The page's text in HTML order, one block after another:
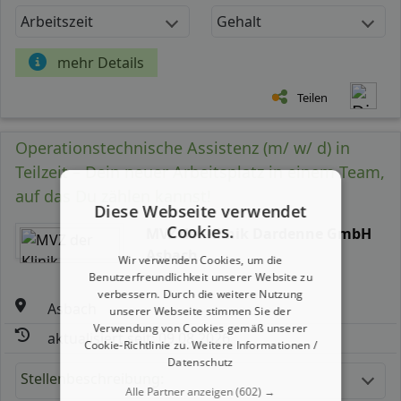
Arbeitszeit Gehalt
mehr Details
Teilen
Operationstechnische Assistenz (m/ w/ d) in
Teilzeit – Dein neuer Arbeitsplatz in einem Team,
auf das Du zählen kannst!
MVZ der Klinik Dardenne GmbH
Asbach
Asbach
aktualisiert seit: 09.08.2026
Stellenbeschreibung:
Diese Webseite verwendet
Cookies.
Wir verwenden Cookies, um die
Benutzerfreundlichkeit unserer Website zu
verbessern. Durch die weitere Nutzung
unserer Webseite stimmen Sie der
Verwendung von Cookies gemäß unserer
Cookie-Richtlinie zu.Weitere Informationen /
Datenschutz
Alle Partner anzeigen(602) →